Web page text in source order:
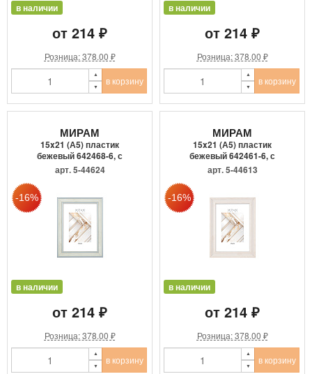
в наличии
от 214 ₽
Розница: 378.00 ₽
в корзину
в наличии
от 214 ₽
Розница: 378.00 ₽
в корзину
МИРАМ
15x21 (А5) пластик
бежевый 642468-6, с
пластиком
арт. 5-44624
в наличии
от 214 ₽
Розница: 378.00 ₽
в корзину
МИРАМ
15x21 (А5) пластик
бежевый 642461-6, с
пластиком
арт. 5-44613
в наличии
от 214 ₽
Розница: 378.00 ₽
в корзину